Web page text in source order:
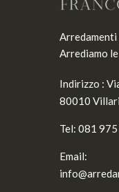
Arrediamo
Indirizzo :
80010
Tel: 081
Email: